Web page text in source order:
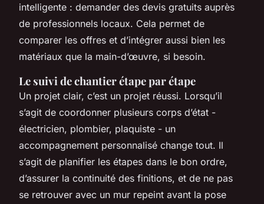
intelligente : demander des devis gratuits auprès
de professionnels locaux. Cela permet de
comparer les offres et d’intégrer aussi bien les
matériaux que la main-d’œuvre, si besoin.
Le suivi de chantier étape par étape
Un projet clair, c’est un projet réussi. Lorsqu’il
s’agit de coordonner plusieurs corps d’état -
électricien, plombier, plaquiste - un
accompagnement personnalisé change tout. Il
s’agit de planifier les étapes dans le bon ordre,
d’assurer la continuité des finitions, et de ne pas
se retrouver avec un mur repeint avant la pose